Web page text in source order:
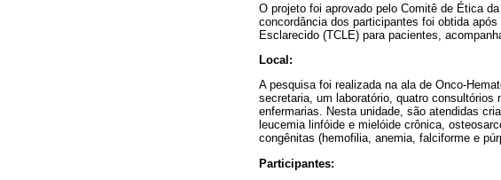
O projeto foi aprovado pelo Comitê de Ética
concordância dos participantes foi obtida
Esclarecido (TCLE) para pacientes,
Local:
A pesquisa foi realizada na ala de Onco-
secretaria, um laboratório, quatro
enfermarias. Nesta unidade, são atendidas
leucemia linfóide e mielóide crônica,
congênitas (hemofilia, anemia, falciforme e
Participantes: